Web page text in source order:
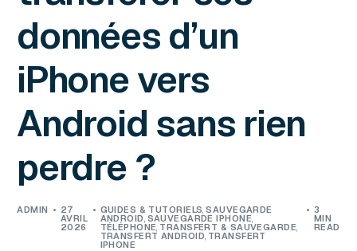
données d’un
iPhone vers
Android sans rien
perdre ?
ADMIN 27
AVRIL
2026
GUIDES & TUTORIELS,SAUVEGARDE
ANDROID, SAUVEGARDE IPHONE
TÉLÉPHONE, TRANSFERT & SAUVEGARDE
TRANSFERT ANDROID, TRANSFERT
IPHONE
3
MIN
READ